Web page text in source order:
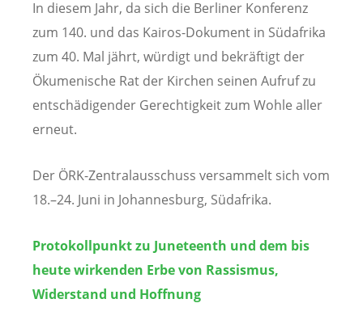
In diesem Jahr, da sich die Berliner Konferenz
zum 140. und das Kairos-Dokument in Südafrika
zum 40. Mal jährt, würdigt und bekräftigt der
Ökumenische Rat der Kirchen seinen Aufruf zu
entschädigender Gerechtigkeit zum Wohle aller
erneut.
Der ÖRK-Zentralausschuss versammelt sich vom
18.–24. Juni in Johannesburg, Südafrika.
Protokollpunkt zu Juneteenth und dem bis
heute wirkenden Erbe von Rassismus,
Widerstand und Hoffnung